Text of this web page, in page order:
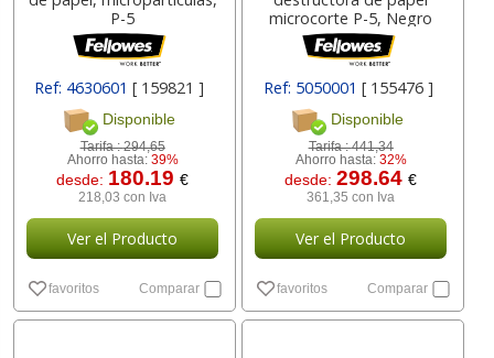
P-5
Ref: 4630601[ 159821 ]
Disponible
Tarifa :294,65
Ahorro hasta: 39%
desde: 180.19€
218,03 con Iva
Ver el Producto
favoritos Comparar
microcorte P-5, Negro
Ref: 5050001 [ 155476 ]
Disponible
Tarifa :441,34
Ahorro hasta: 32%
desde:298.64€
361,35 con Iva
Ver el Producto
favoritos Comparar